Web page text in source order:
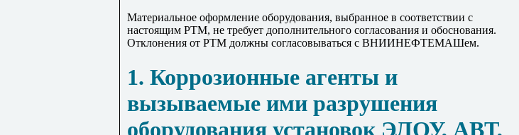
Материальное оформление оборудования, выбранное в соответствии с
настоящим РТМ, не требует дополнительного согласования и обоснования.
Отклонения от РТМ должны согласовываться с ВНИИНЕФТЕМАШем.
1. Коррозионные агенты и
вызываемые ими разрушения
оборудования установок ЭЛОУ, АВТ,